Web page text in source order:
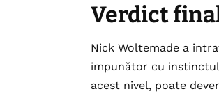
Verdict
Nick Woltemade a
impunător cu
acest nivel, poate